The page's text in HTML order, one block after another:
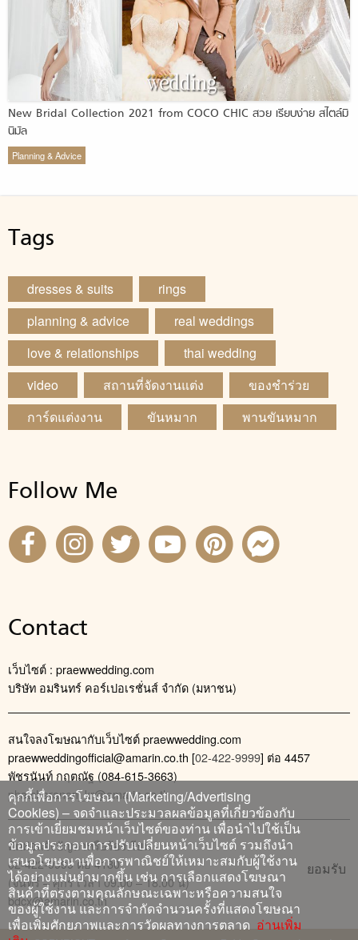
New Bridal Collection 2021 from COCO CHIC สวย เรียบง่าย สไตล์มิ
นิมัล
Planning & Advice
Tags
dresses & suits
rings
planning & advice
real weddings
love & relationships
thai wedding
video
สถานที่จัดงานแต่ง
ของชำร่วย
การ์ดแต่งงาน
ขันหมาก พานขันหมาก
Follow Me
Contact
เว็บไซต์ : praewwedding.com
บริษัท อมรินทร์ คอร์เปอเรชั่นส์ จำกัด (มหาชน)
สนใจลงโฆษณากับเว็บไซต์ praewwedding.com
praewweddingofficial@amarin.co.th [02-422-9999] ต่อ 4457
พัชรนันท์ กฤตณัฐ (084-615-3663)
phatcharanan_kr@amarin.co.th
ติดต่อแจ้งปัญหาหรือร้องเรียน
02-422-9999 ต่อ 4180
(จันทร์ – ศุกร์ เวลา 09.00 – 18.00 น)
bdcx@amarin.co.th
คุกกี้เพื่อการโฆษณา (Marketing/Advertising
Cookies) – จดจำและประมวลผลข้อมูลที่เกี่ยวข้องกับ
การเข้าเยี่ยมชมหน้าเว็บไซต์ของท่าน เพื่อนำไปใช้เป็น
ข้อมูลประกอบการปรับเปลี่ยนหน้าเว็บไซต์ รวมถึงนำ
เสนอโฆษณาเพื่อการพาณิชย์ให้เหมาะสมกับผู้ใช้งาน
ได้อย่างแม่นยำมากขึ้น เช่น การเลือกแสดงโฆษณา
สินค้าที่ตรงตามคุณลักษณะเฉพาะหรือความสนใจ
ของผู้ใช้งาน และการจำกัดจำนวนครั้งที่แสดงโฆษณา
เพื่อเพิ่มศักยภาพและการวัดผลทางการตลาด อ่านเพิ่ม
ยอมรับ